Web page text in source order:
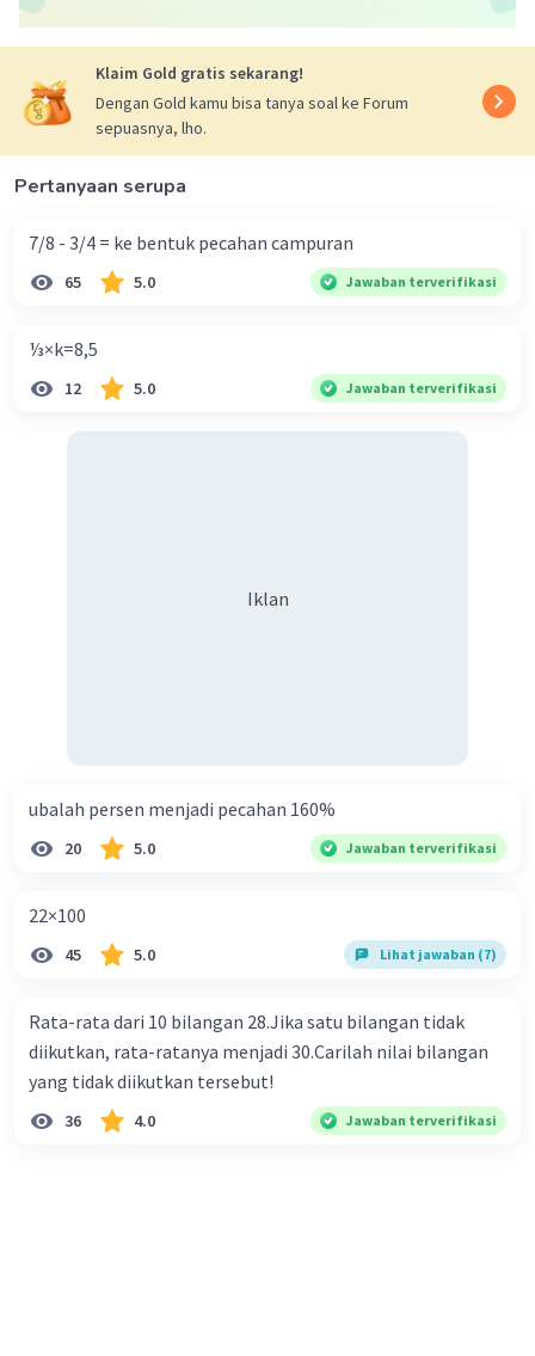
Klaim Gold gratis sekarang!
Dengan Gold kamu bisa tanya soal ke Forum
sepuasnya, lho.
Pertanyaan serupa
7/8 - 3/4 = ke bentuk pecahan campuran
65 5.0 Jawaban terverifikasi
⅓×k=8,5
12 5.0 Jawaban terverifikasi
Iklan
ubalah persen menjadi pecahan 160%
20 5.0 Jawaban terverifikasi
22×100
45 5.0 Lihat jawaban (7)
Rata-rata dari 10 bilangan 28.Jika satu bilangan tidak
diikutkan, rata-ratanya menjadi 30.Carilah nilai bilangan
yang tidak diikutkan tersebut!
36 4.0 Jawaban terverifikasi